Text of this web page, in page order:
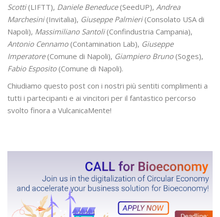
Scotti(LIFTT), Daniele Beneduce(SeedUP), Andrea
Marchesini(Invitalia), Giuseppe Palmieri(Consolato USA di
Napoli), Massimiliano Santoli(Confindustria Campania),
Antonio Cennamo(Contamination Lab), Giuseppe
Imperatore(Comune di Napoli), Giampiero Bruno(Soges),
Fabio Esposito(Comune di Napoli).
Chiudiamo questo post con i nostri più sentiti complimenti a
tutti i partecipanti e ai vincitori per il fantastico percorso
svolto finora a VulcanicaMente!